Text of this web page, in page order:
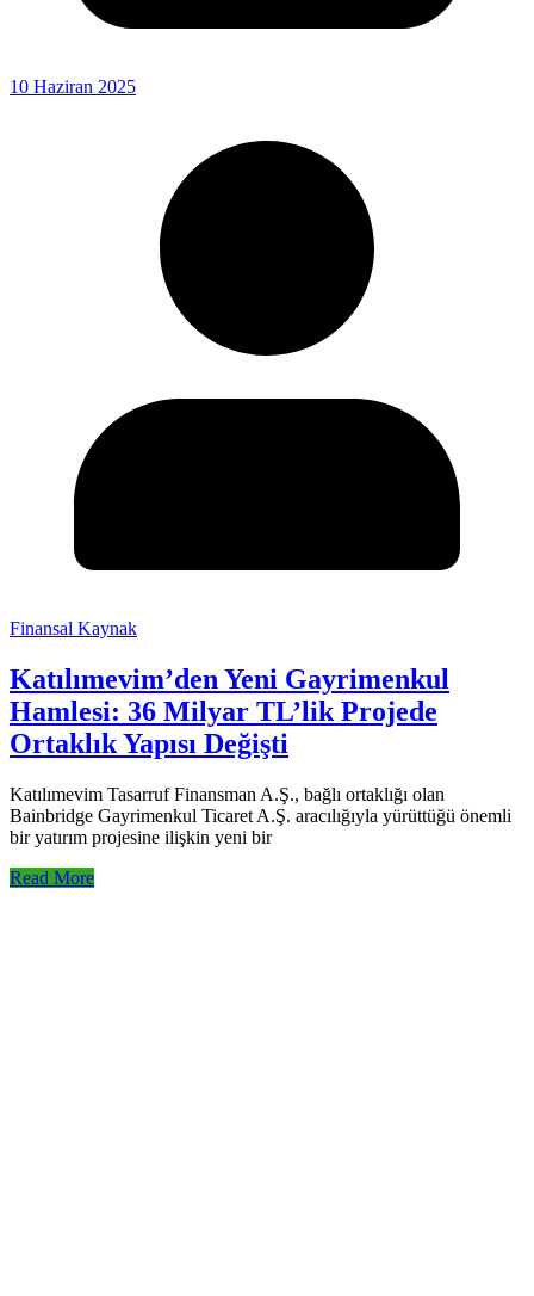
10 Haziran 2025
Finansal Kaynak
Katılımevim’den Yeni Gayrimenkul
Hamlesi: 36 Milyar TL’lik Projede
Ortaklık Yapısı Değişti
Katılımevim Tasarruf Finansman A.Ş., bağlı ortaklığı olan
Bainbridge Gayrimenkul Ticaret A.Ş. aracılığıyla yürüttüğü önemli
bir yatırım projesine ilişkin yeni bir
Read More